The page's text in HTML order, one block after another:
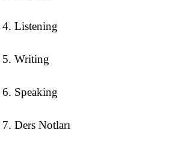
Listening
Writing
Speaking
Ders Notları